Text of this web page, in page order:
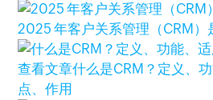
2025 年客户关系管理（CRM）
查看文章什么是CRM？定义、
点、作用